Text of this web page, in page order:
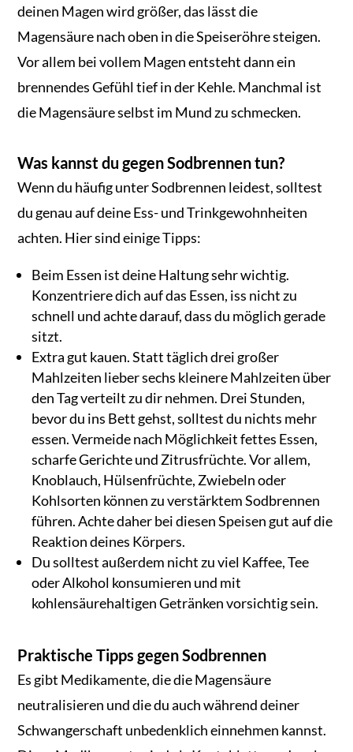
deinen Magen wird größer, das lässt die
Magensäure nach oben in die Speiseröhre steigen.
Vor allem bei vollem Magen entsteht dann ein
brennendes Gefühl tief in der Kehle. Manchmal ist
die Magensäure selbst im Mund zu schmecken.
Was kannst du gegen Sodbrennen tun?
Wenn du häufig unter Sodbrennen leidest, solltest
du genau auf deine Ess- und Trinkgewohnheiten
achten. Hier sind einige Tipps:
Beim Essen ist deine Haltung sehr wichtig.
Konzentriere dich auf das Essen, iss nicht zu
schnell und achte darauf, dass du möglich gerade
sitzt.
Extra gut kauen. Statt täglich drei großer
Mahlzeiten lieber sechs kleinere Mahlzeiten über
den Tag verteilt zu dir nehmen. Drei Stunden,
bevor du ins Bett gehst, solltest du nichts mehr
essen. Vermeide nach Möglichkeit fettes Essen,
scharfe Gerichte und Zitrusfrüchte. Vor allem,
Knoblauch, Hülsenfrüchte, Zwiebeln oder
Kohlsorten können zu verstärktem Sodbrennen
führen. Achte daher bei diesen Speisen gut auf die
Reaktion deines Körpers.
Du solltest außerdem nicht zu viel Kaffee, Tee
oder Alkohol konsumieren und mit
kohlensäurehaltigen Getränken vorsichtig sein.
Praktische Tipps gegen Sodbrennen
Es gibt Medikamente, die die Magensäure
neutralisieren und die du auch während deiner
Schwangerschaft unbedenklich einnehmen kannst.